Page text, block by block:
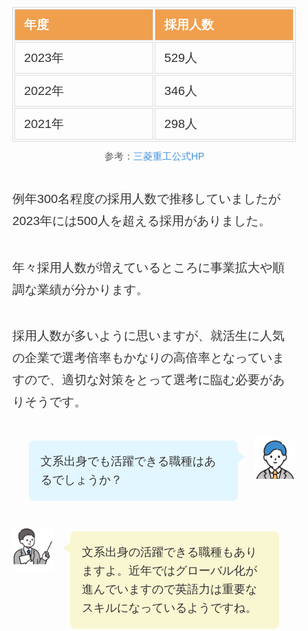
年度 採用人数
2023年 529人
2022年 346人
2021年 298人
参考： 三菱重工公式HP
例年300名程度の採用人数で推移していましたが
2023年には500人を超える採用がありました。
年々採用人数が増えているところに事業拡大や順
調な業績が分かります。
採用人数が多いように思いますが、就活生に人気
の企業で選考倍率もかなりの高倍率となっていま
すので、適切な対策をとって選考に臨む必要があ
りそうです。
文系出身でも活躍できる職種はあ
るでしょうか？
文系出身の活躍できる職種もあり
ますよ。近年ではグローバル化が
進んでいますので英語力は重要な
スキルになっているようですね。